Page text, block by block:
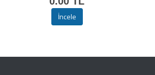
İncele